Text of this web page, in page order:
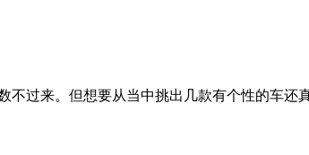
不过来。但想要从当中挑出几款有个性的车